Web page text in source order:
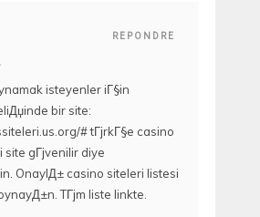
REPONDRE
isteyenler iГ§in
bir site:
# tГјrkГ§e casino
gГјvenilir diye
OnaylД± casino siteleri listesi
TГјm liste linkte.